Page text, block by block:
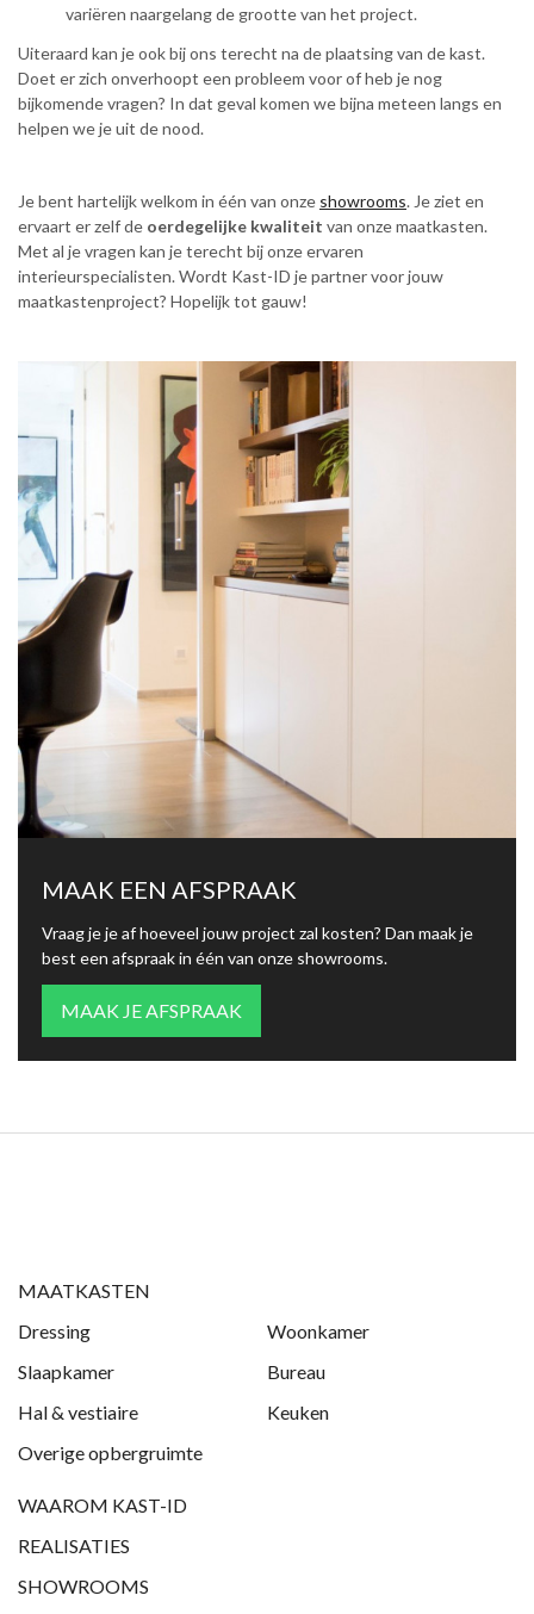
variëren naargelang de grootte van het project.
Uiteraard kan je ook bij ons terecht na de plaatsing van de kast.
Doet er zich onverhoopt een probleem voor of heb je nog
bijkomende vragen? In dat geval komen we bijna meteen langs en
helpen we je uit de nood.
Je bent hartelijk welkom in één van onze showrooms. Je ziet en
ervaart er zelf de oerdegelijke kwaliteit van onze maatkasten.
Met al je vragen kan je terecht bij onze ervaren
interieurspecialisten. Wordt Kast-ID je partner voor jouw
maatkastenproject? Hopelijk tot gauw!
MAAK EEN AFSPRAAK
Vraag je je af hoeveel jouw project zal kosten? Dan maak je
best een afspraak in één van onze showrooms.
MAAK JE AFSPRAAK
MAATKASTEN
Dressing
Woonkamer
Slaapkamer
Bureau
Hal & vestiaire
Keuken
Overige opbergruimte
WAAROM KAST-ID
REALISATIES
SHOWROOMS